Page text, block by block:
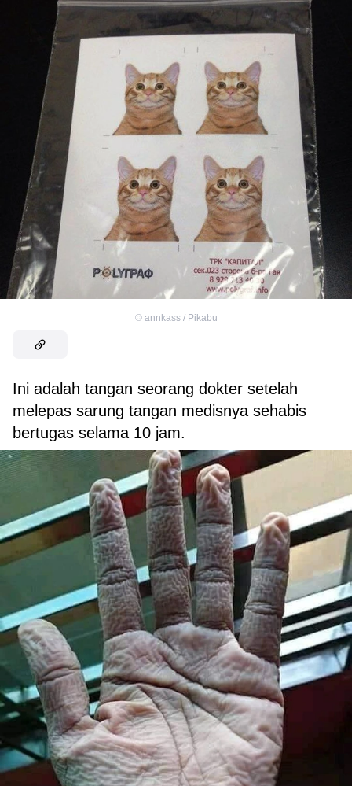
© annkass / Pikabu
Ini adalah tangan seorang dokter setelah
melepas sarung tangan medisnya sehabis
bertugas selama 10 jam.